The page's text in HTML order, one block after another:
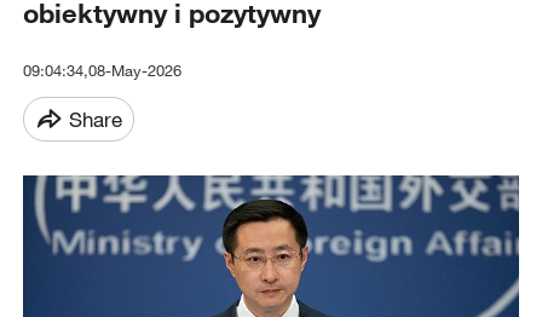
obiektywny i pozytywny
09:04:34,08-May-2026
Share